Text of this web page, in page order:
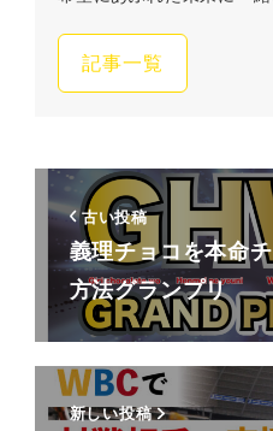
記事一覧
古い投稿
義理チョコを本命
方法グランプリ
新しい投稿